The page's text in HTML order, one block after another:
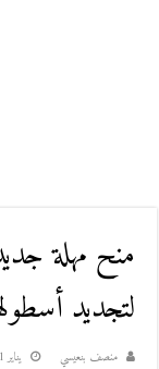
منح مهلة
لتجديد
منصف بنعيسي يناير 31, 2017